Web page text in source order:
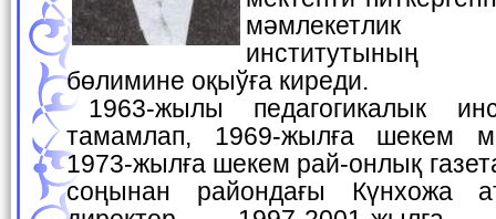
мәмлекетлик
институтының
бөлимине оқыўға киреди.
1963-жылы педагогикалык институтты табыслы
тамамлап, 1969-жылға шекем
1973-жылға шекем рай-онлық
соңынан райондағы Күнхожа